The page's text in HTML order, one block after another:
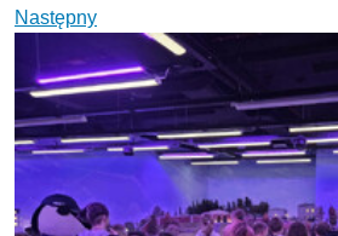
Następny